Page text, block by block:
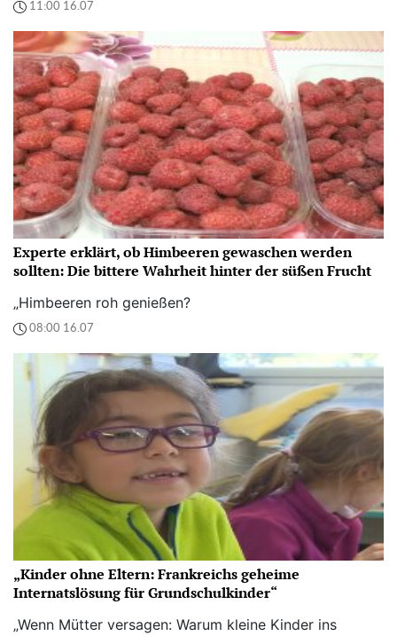
11:00 16.07
Experte erklärt, ob Himbeeren gewaschen werden
sollten: Die bittere Wahrheit hinter der süßen Frucht
„Himbeeren roh genießen?
08:00 16.07
„Kinder ohne Eltern: Frankreichs geheime
Internatslösung für Grundschulkinder“
„Wenn Mütter versagen: Warum kleine Kinder ins